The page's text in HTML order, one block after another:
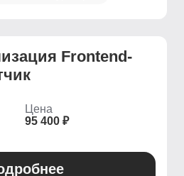
Frontend-
Цена
95 400 ₽